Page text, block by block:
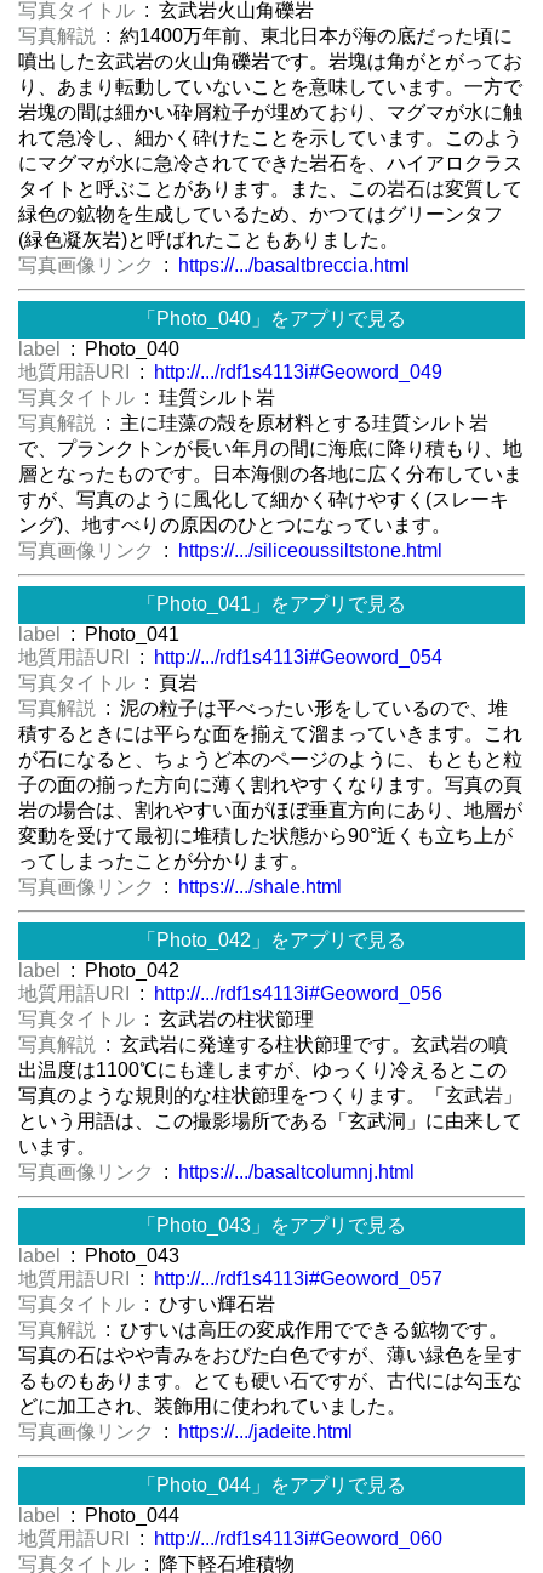
写真タイトル : 玄武岩火山角礫岩
写真解説
: 約1400万年前、東北日本が海の底だった頃に
噴出した玄武岩の火山角礫岩です。岩塊は角がとがってお
り、あまり転動していないことを意味しています。一方で
岩塊の間は細かい砕屑粒子が埋めており、マグマが水に触
れて急冷し、細かく砕けたことを示しています。このよう
にマグマが水に急冷されてできた岩石を、ハイアロクラス
タイトと呼ぶことがあります。また、この岩石は変質して
緑色の鉱物を生成しているため、かつてはグリーンタフ
(緑色凝灰岩)と呼ばれたこともありました。
写真画像リンク
: https://.../basaltbreccia.html
「Photo_040」をアプリで見る
label
: Photo_040
地質用語URI
:
http://.../rdf1s4113i#Geoword_049
写真タイトル : 珪質シルト岩
写真解説
: 主に珪藻の殻を原材料とする珪質シルト岩
で、プランクトンが長い年月の間に海底に降り積もり、地
層となったものです。日本海側の各地に広く分布していま
すが、写真のように風化して細かく砕けやすく(スレーキ
ング)、地すべりの原因のひとつになっています。
写真画像リンク
: https://.../siliceoussiltstone.html
「Photo_041」をアプリで見る
label
: Photo_041
地質用語URI
:
http://.../rdf1s4113i#Geoword_054
写真タイトル : 頁岩
写真解説
: 泥の粒子は平べったい形をしているので、堆
積するときには平らな面を揃えて溜まっていきます。これ
が石になると、ちょうど本のページのように、もともと粒
子の面の揃った方向に薄く割れやすくなります。写真の頁
岩の場合は、割れやすい面がほぼ垂直方向にあり、地層が
変動を受けて最初に堆積した状態から90°近くも立ち上が
ってしまったことが分かります。
写真画像リンク
: https://.../shale.html
「Photo_042」をアプリで見る
label
: Photo_042
地質用語URI
:
http://.../rdf1s4113i#Geoword_056
写真タイトル : 玄武岩の柱状節理
写真解説
: 玄武岩に発達する柱状節理です。玄武岩の噴
出温度は1100℃にも達しますが、ゆっくり冷えるとこの
写真のような規則的な柱状節理をつくります。「玄武岩」
という用語は、この撮影場所である「玄武洞」に由来して
います。
写真画像リンク
: https://.../basaltcolumnj.html
「Photo_043」をアプリで見る
label
: Photo_043
地質用語URI
:
http://.../rdf1s4113i#Geoword_057
写真タイトル : ひすい輝石岩
写真解説
: ひすいは高圧の変成作用でできる鉱物です。
写真の石はやや青みをおびた白色ですが、薄い緑色を呈す
るものもあります。とても硬い石ですが、古代には勾玉な
どに加工され、装飾用に使われていました。
写真画像リンク
: https://.../jadeite.html
「Photo_044」をアプリで見る
label
: Photo_044
地質用語URI
:
http://.../rdf1s4113i#Geoword_060
写真タイトル : 降下軽石堆積物